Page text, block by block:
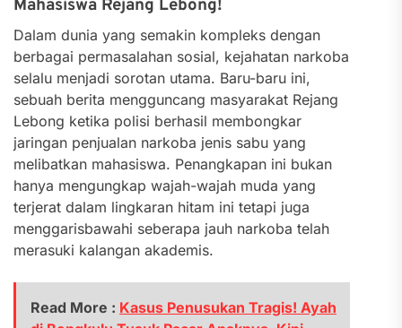
Mahasiswa Rejang Lebong!
Dalam dunia yang semakin kompleks dengan
berbagai permasalahan sosial, kejahatan narkoba
selalu menjadi sorotan utama. Baru-baru ini,
sebuah berita mengguncang masyarakat Rejang
Lebong ketika polisi berhasil membongkar
jaringan penjualan narkoba jenis sabu yang
melibatkan mahasiswa. Penangkapan ini bukan
hanya mengungkap wajah-wajah muda yang
terjerat dalam lingkaran hitam ini tetapi juga
menggarisbawahi seberapa jauh narkoba telah
merasuki kalangan akademis.
Read More : Kasus Penusukan Tragis! Ayah